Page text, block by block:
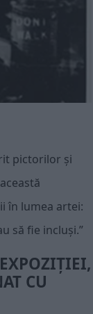
pictorilor și
în lumea artei:
să fie incluși.”
CU